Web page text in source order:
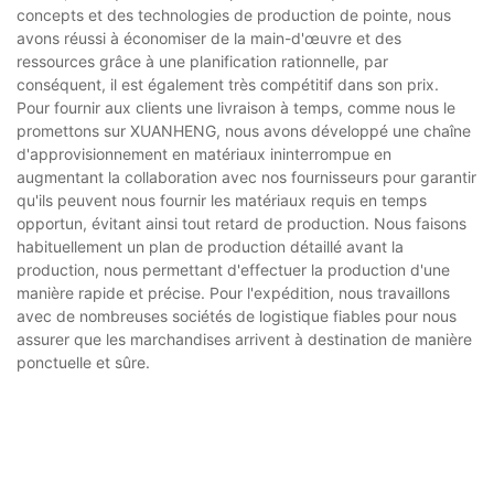
concepts et des technologies de production de pointe, nous
avons réussi à économiser de la main-d'œuvre et des
ressources grâce à une planification rationnelle, par
conséquent, il est également très compétitif dans son prix.
Pour fournir aux clients une livraison à temps, comme nous le
promettons sur XUANHENG, nous avons développé une chaîne
d'approvisionnement en matériaux ininterrompue en
augmentant la collaboration avec nos fournisseurs pour garantir
qu'ils peuvent nous fournir les matériaux requis en temps
opportun, évitant ainsi tout retard de production. Nous faisons
habituellement un plan de production détaillé avant la
production, nous permettant d'effectuer la production d'une
manière rapide et précise. Pour l'expédition, nous travaillons
avec de nombreuses sociétés de logistique fiables pour nous
assurer que les marchandises arrivent à destination de manière
ponctuelle et sûre.